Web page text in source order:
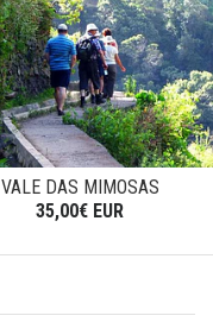
VALE DAS MIMOSAS
35,00€ EUR